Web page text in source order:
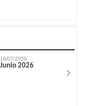
07/2026
2026